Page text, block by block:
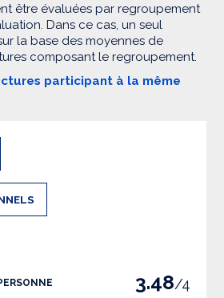
être évaluées par regroupement
Dans ce cas, un seul
la base des moyennes de
composant le regroupement.
participant à la même
3.48/4